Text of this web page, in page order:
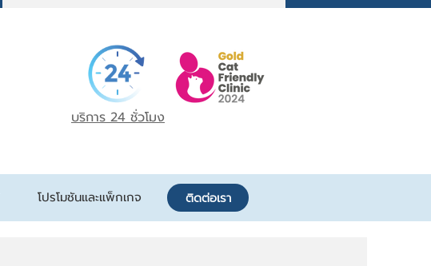
บริการ 24 ชั่วโมง
โปรโมชันและแพ็กเกจ ติดต่อเรา